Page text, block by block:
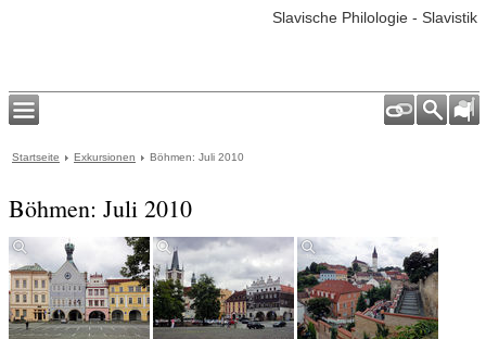
Slavische Philologie - Slavistik
Startseite Exkursionen Böhmen: Juli 2010
Böhmen: Juli 2010